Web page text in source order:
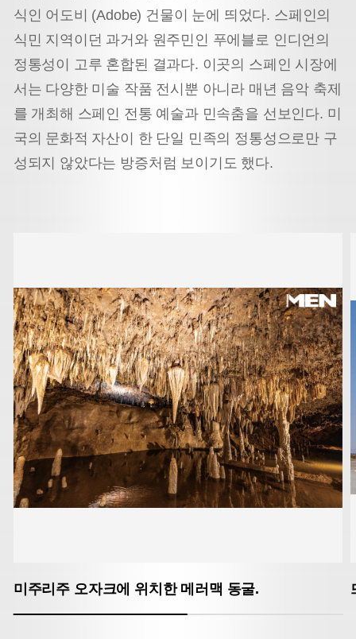
식인 어도비 (Adobe) 건물이 눈에 띄었다. 스페인의
식민 지역이던 과거와 원주민인 푸에블로 인디언의
정통성이 고루 혼합된 결과다. 이곳의 스페인 시장에
서는 다양한 미술 작품 전시뿐 아니라 매년 음악 축제
를 개최해 스페인 전통 예술과 민속춤을 선보인다. 미
국의 문화적 자산이 한 단일 민족의 정통성으로만 구
성되지 않았다는 방증처럼 보이기도 했다.
미주리주 오자크에 위치한 메러맥 동굴.